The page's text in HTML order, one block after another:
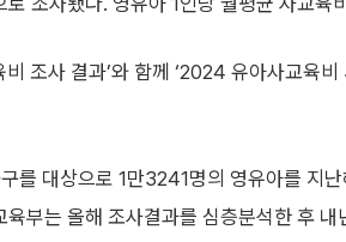
조사 결과’와 함께 ‘2024 유아사교육비
를 대상으로 1만3241명의 영유아를 지난
부는 올해 조사결과를 심층분석한 후 내